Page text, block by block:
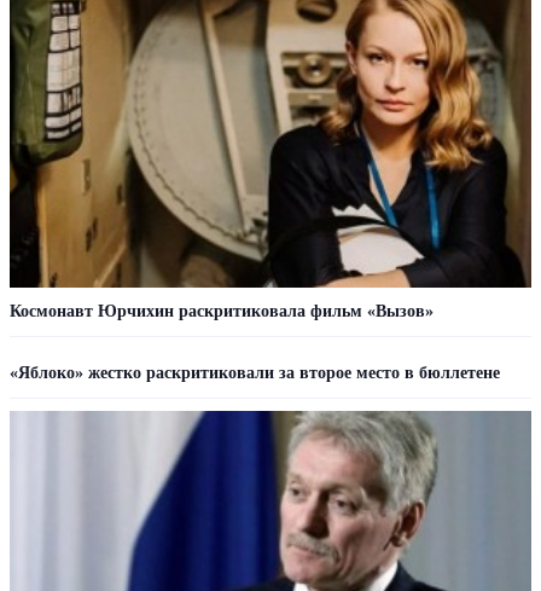
Космонавт Юрчихин раскритиковала фильм «Вызов»
«Яблоко» жестко раскритиковали за второе место в бюллетене